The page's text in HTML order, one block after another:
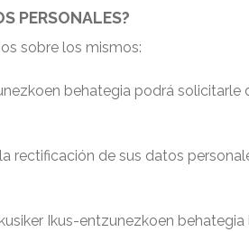
PERSONALES?
sobre los mismos:
behategia podrá
rectificación de sus datos
Ikus-entzunezkoen